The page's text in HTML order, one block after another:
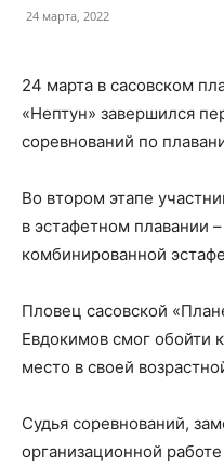
24 марта, 2022
24 марта в сасовском
«Нептун» завершился
соревнований по
Во втором этапе
в эстафетном плавании
комбинированной
Пловец сасовской
Евдокимов смог обойти
место в своей
Судья соревнований,
организационной